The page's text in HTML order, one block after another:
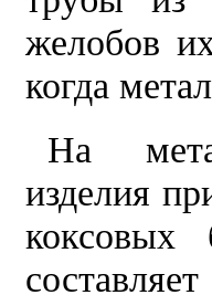
желобов
когда
На
изделия
коксовых